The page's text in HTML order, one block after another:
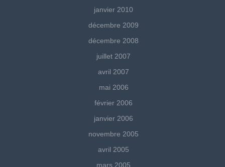
janvier 2010
décembre 2009
décembre 2008
juillet 2007
avril 2007
mai 2006
février 2006
janvier 2006
novembre 2005
avril 2005
mars 2005